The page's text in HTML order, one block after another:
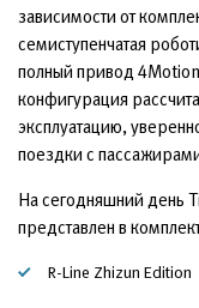
зависимости от
семиступенчатая
полный привод
конфигурация
эксплуатацию,
поездки с
На сегодняшний день
представлен в
R-Line Zhizun Edition